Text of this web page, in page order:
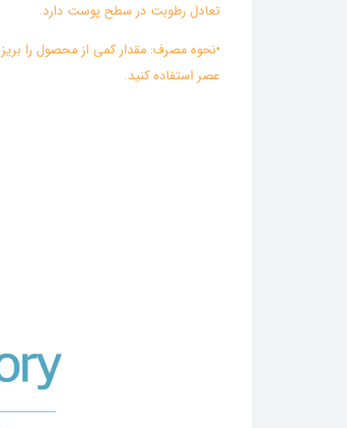
تعادل رطوبت در سطح پوست دارد.
•نحوه مصرف: مقدار کمی از محصول را
عصر استفاده کنید.